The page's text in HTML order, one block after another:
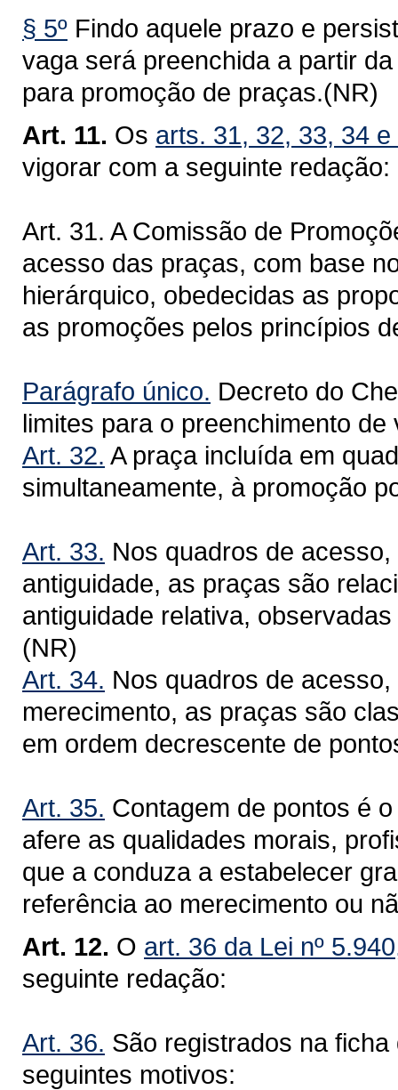
§ 5º Findo aquele prazo e
vaga será preenchida a partir
para promoção de praças.(NR)
Art. 11. Os arts. 31, 32, 33, 34
vigorar com a seguinte redação:
Art. 31. A Comissão de
acesso das praças, com base
hierárquico, obedecidas as
as promoções pelos princípios
Parágrafo único. Decreto do
limites para o preenchimento
Art. 32. A praça incluída em
simultaneamente, à promoção
Art. 33. Nos quadros de
antiguidade, as praças são
antiguidade relativa,
(NR)
Art. 34. Nos quadros de
merecimento, as praças são
em ordem decrescente de
Art. 35. Contagem de pontos é
afere as qualidades morais,
que a conduza a estabelecer
referência ao merecimento ou
Art. 12. O art. 36 da Lei nº
seguinte redação:
Art. 36. São registrados na
seguintes motivos: